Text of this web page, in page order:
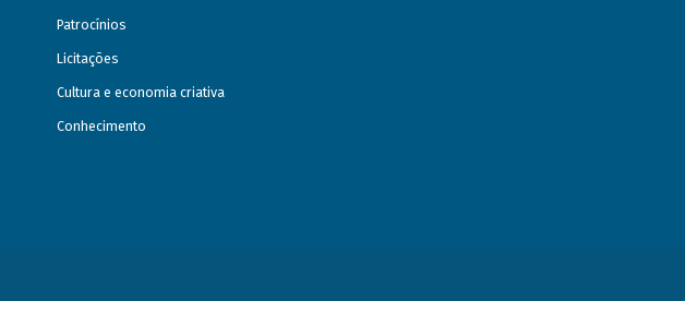
Patrocínios
Licitações
Cultura e economia criativa
Conhecimento